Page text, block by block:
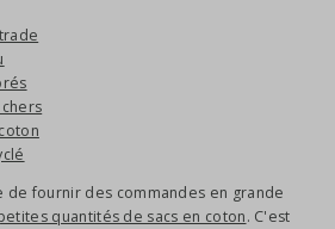
de fournir des commandes en grande
quantités de sacs en coton. C'est